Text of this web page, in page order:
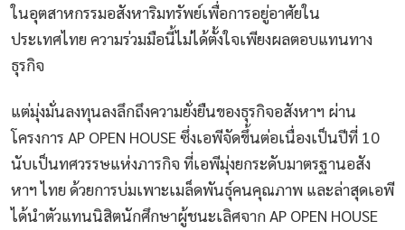
ในอุตสาหกรรมอสังหาริมทรัพย์เพื่อการอยู่อาศัยใน
ประเทศไทย ความร่วมมือนี้ไม่ได้ตั้งใจเพียงผลตอบแทนทาง
ธุรกิจ
แต่มุ่งมั่นลงทุนลงลึกถึงความยั่งยืนของธุรกิจอสังหาฯ ผ่าน
โครงการ AP OPEN HOUSE ซึ่งเอพีจัดขึ้นต่อเนื่องเป็นปีที่ 10
นับเป็นทศวรรษแห่งภารกิจ ที่เอพีมุ่งยกระดับมาตรฐานอสัง
หาฯ ไทย ด้วยการบ่มเพาะเมล็ดพันธุ์คนคุณภาพ และล่าสุดเอพี
ได้นำตัวแทนนิสิตนักศึกษาผู้ชนะเลิศจาก AP OPEN HOUSE